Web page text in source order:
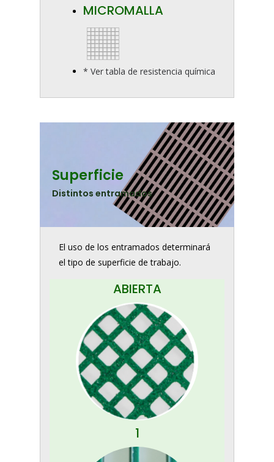
MICROMALLA
* Ver tabla de resistencia química
Superficie
Distintos entramados
El uso de los entramados determinará
el tipo de superficie de trabajo.
ABIERTA
1